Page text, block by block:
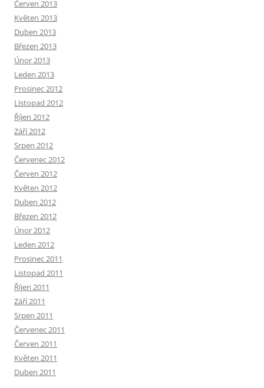
Červen 2013
Květen 2013
Duben 2013
Březen 2013
Únor 2013
Leden 2013
Prosinec 2012
Listopad 2012
Říjen 2012
Září 2012
Srpen 2012
Červenec 2012
Červen 2012
Květen 2012
Duben 2012
Březen 2012
Únor 2012
Leden 2012
Prosinec 2011
Listopad 2011
Říjen 2011
Září 2011
Srpen 2011
Červenec 2011
Červen 2011
Květen 2011
Duben 2011